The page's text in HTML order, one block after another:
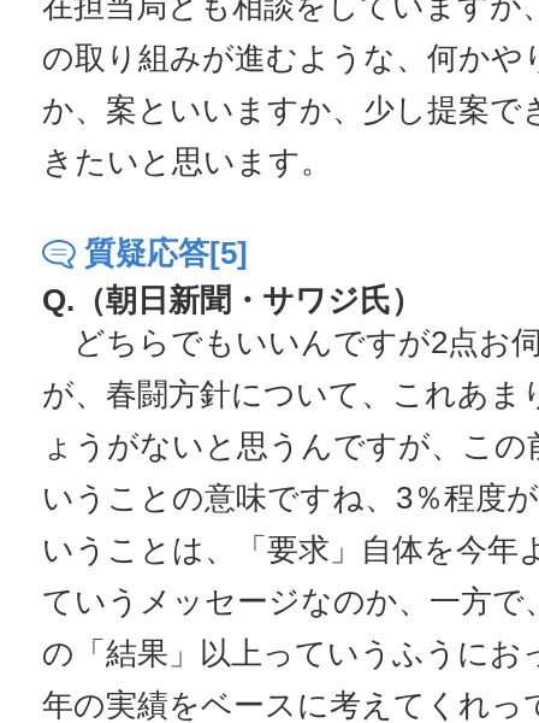
の取り組みが進むような、何かや
か、案といいますか、少し提案で
きたいと思います。
質疑応答[5]
Q.（朝日新聞・サワジ氏）
どちらでもいいんですが2点お
が、春闘方針について、これあま
ょうがないと思うんですが、こ
いうことの意味ですね、3％程度
いうことは、「要求」自体を今年
ていうメッセージなのか、一方で
の「結果」以上っていうふうにお
年の実績をベースに考えてくれっ